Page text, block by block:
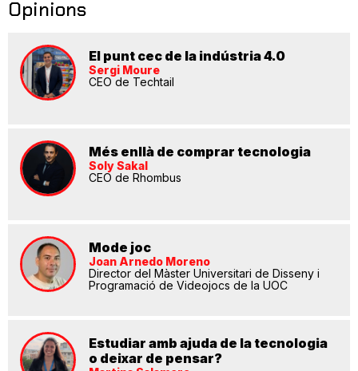
Opinions
El punt cec de la indústria 4.0
Sergi Moure
CEO de Techtail
Més enllà de comprar tecnologia
Soly Sakal
CEO de Rhombus
Mode joc
Joan Arnedo Moreno
Director del Màster Universitari de Disseny i
Programació de Videojocs de la UOC
Estudiar amb ajuda de la tecnologia
o deixar de pensar?